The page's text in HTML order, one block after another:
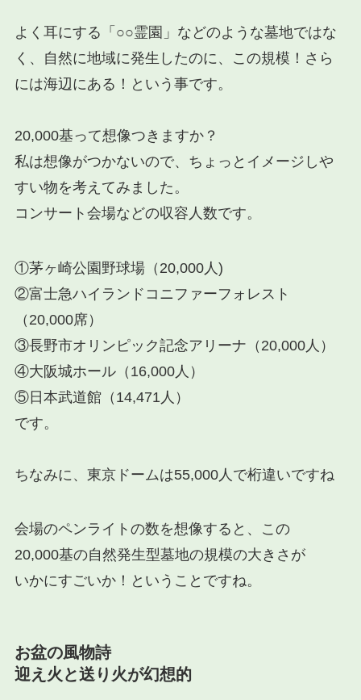
よく耳にする「○○霊園」などのような墓地ではな
く、自然に地域に発生したのに、この規模！さら
には海辺にある！という事です。
20,000基って想像つきますか？
私は想像がつかないので、ちょっとイメージしや
すい物を考えてみました。
コンサート会場などの収容人数です。
①茅ヶ崎公園野球場（20,000人)
②富士急ハイランドコニファーフォレスト
（20,000席）
③長野市オリンピック記念アリーナ（20,000人）
④大阪城ホール（16,000人）
⑤日本武道館（14,471人）
です。
ちなみに、東京ドームは55,000人で桁違いですね
会場のペンライトの数を想像すると、この
20,000基の自然発生型墓地の規模の大きさが
いかにすごいか！ということですね。
お盆の風物詩
迎え火と送り火が幻想的